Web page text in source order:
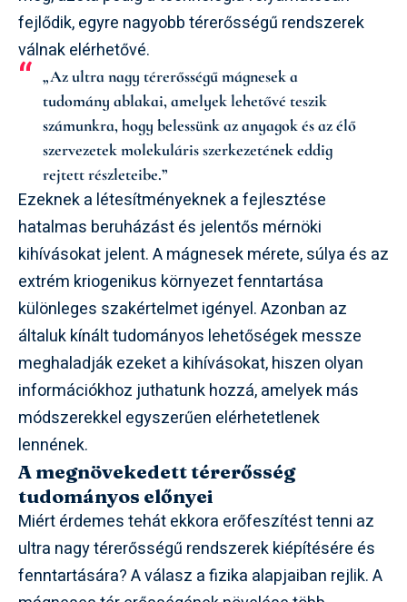
fejlődik, egyre nagyobb térerősségű rendszerek
válnak elérhetővé.
„Az ultra nagy térerősségű mágnesek a
tudomány ablakai, amelyek lehetővé teszik
számunkra, hogy belessünk az anyagok és az élő
szervezetek molekuláris szerkezetének eddig
rejtett részleteibe.”
Ezeknek a létesítményeknek a fejlesztése
hatalmas beruházást és jelentős mérnöki
kihívásokat jelent. A mágnesek mérete, súlya és az
extrém kriogenikus környezet fenntartása
különleges szakértelmet igényel. Azonban az
általuk kínált tudományos lehetőségek messze
meghaladják ezeket a kihívásokat, hiszen olyan
információkhoz juthatunk hozzá, amelyek más
módszerekkel egyszerűen elérhetetlenek
lennének.
A megnövekedett térerősség
tudományos előnyei
Miért érdemes tehát ekkora erőfeszítést tenni az
ultra nagy térerősségű rendszerek kiépítésére és
fenntartására? A válasz a fizika alapjaiban rejlik. A